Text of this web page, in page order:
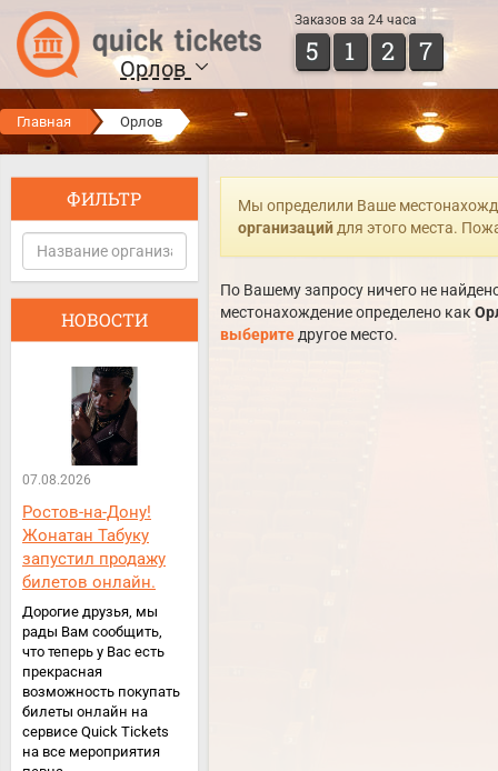
Орлов
Заказов за 24 часа
5 1 2 7
Главная Орлов
ФИЛЬТР
НОВОСТИ
07.08.2026
Ростов-на-Дону!
Жонатан Табуку
запустил продажу
билетов онлайн.
Дорогие друзья, мы
рады Вам сообщить,
что теперь у Вас есть
прекрасная
возможность покупать
билеты онлайн на
сервисе Quick Tickets
на все мероприятия
Мы определили Ваше
организацийдля этого места.
По Вашему запросу ничего не
местонахождение определено как
выберитедругое место.